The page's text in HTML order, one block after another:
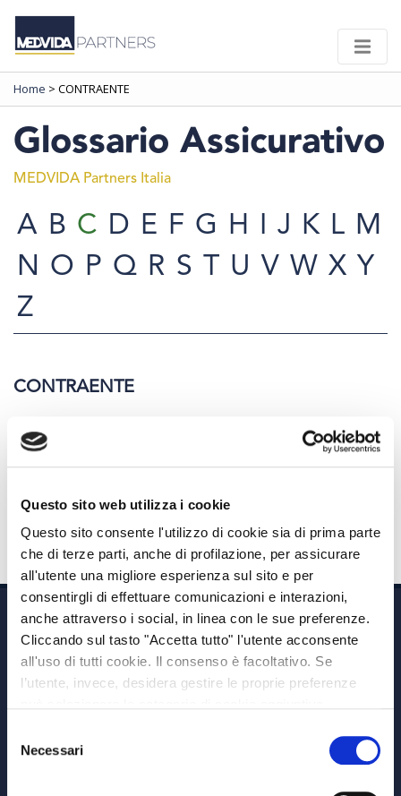
Questo sito web utilizza i cookie
Questo sito consente l'utilizzo di cookie sia di prima parte
che di terze parti, anche di profilazione, per assicurare
all'utente una migliore esperienza sul sito e per
consentirgli di effettuare comunicazioni e interazioni,
anche attraverso i social, in linea con le sue preferenze.
Cliccando sul tasto "Accetta tutto" l'utente acconsente
all'uso di tutti cookie. Il consenso è facoltativo. Se
l’utente, invece, desidera gestire le proprie preferenze
è possibile cliccare sul pulsante "Mostra dettagli".
delNecessari
Home > CONTRAENTE
Glossario Assicurativo
MEDVIDA Partners Italia
A B C D E F G H I J K L M
N O P Q R S T U V W X Y
Z
CONTRAENTE
l’Assicurato o il Beneficiario, che stipula il contratto di
esercita tutti i diritti nascenti dal contratto.